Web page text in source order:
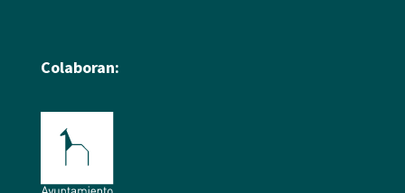
Colaboran: